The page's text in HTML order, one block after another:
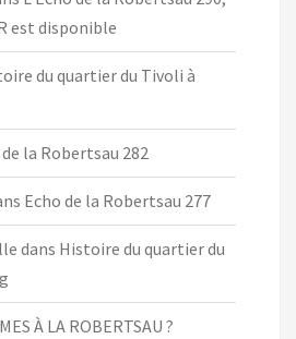
est disponible
du quartier du Tivoli à
la Robertsau 282
Echo de la Robertsau 277
dans Histoire du quartier du
À LA ROBERTSAU ?